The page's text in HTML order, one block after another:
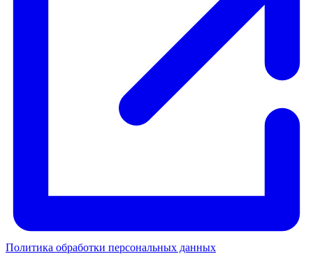
Политика обработки персональных данных